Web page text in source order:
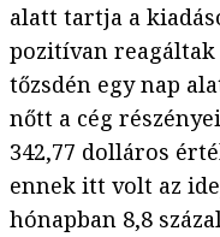
alatt tartja a
pozitívan
tőzsdén egy nap
nőtt a cég
342,77 dolláros
ennek itt volt az
hónapban 8,8